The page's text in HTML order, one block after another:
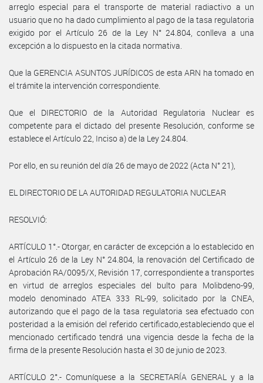
arreglo especial para el transporte de material radiactivo a un
usuario que no ha dado cumplimiento al pago de la tasa regulatoria
exigido por el Artículo 26 de la Ley N° 24.804, conlleva a una
excepción a lo dispuesto en la citada normativa.
Que la GERENCIA ASUNTOS JURÍDICOS de esta ARN ha tomado en
el trámite la intervención correspondiente.
Que el DIRECTORIO de la Autoridad Regulatoria Nuclear es
competente para el dictado del presente Resolución, conforme se
establece el Artículo 22, Inciso a) de la Ley 24.804.
Por ello, en su reunión del día 26 de mayo de 2022 (Acta N° 21),
EL DIRECTORIO DE LA AUTORIDAD REGULATORIA NUCLEAR
RESOLVIÓ:
ARTÍCULO 1°.- Otorgar, en carácter de excepción a lo establecido en
el Artículo 26 de la Ley N° 24.804, la renovación del Certificado de
Aprobación RA/0095/X, Revisión 17, correspondiente a transportes
en virtud de arreglos especiales del bulto para Molibdeno-99,
modelo denominado ATEA 333 RL-99, solicitado por la CNEA,
autorizando que el pago de la tasa regulatoria sea efectuado con
posteridad a la emisión del referido certificado,estableciendo que el
mencionado certificado tendrá una vigencia desde la fecha de la
firma de la presente Resolución hasta el 30 de junio de 2023.
ARTÍCULO 2°.- Comuníquese a la SECRETARÍA GENERAL y a la